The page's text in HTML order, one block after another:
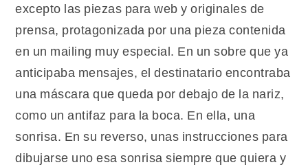
excepto las piezas para web y originales de
prensa, protagonizada por una pieza contenida
en un mailing muy especial. En un sobre que ya
anticipaba mensajes, el destinatario encontraba
una máscara que queda por debajo de la nariz,
como un antifaz para la boca. En ella, una
sonrisa. En su reverso, unas instrucciones para
dibujarse uno esa sonrisa siempre que quiera y